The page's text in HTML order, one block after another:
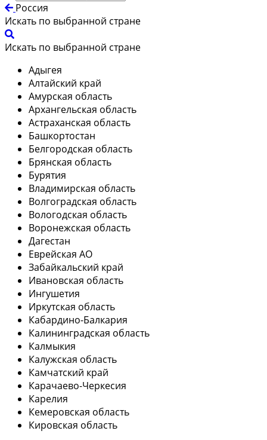
Россия
Искать по выбранной стране
Искать по выбранной стране
Адыгея
Алтайский край
Амурская область
Архангельская область
Астраханская область
Башкортостан
Белгородская область
Брянская область
Бурятия
Владимирская область
Волгоградская область
Вологодская область
Воронежская область
Дагестан
Еврейская АО
Забайкальский край
Ивановская область
Ингушетия
Иркутская область
Кабардино-Балкария
Калининградская область
Калмыкия
Калужская область
Камчатский край
Карачаево-Черкесия
Карелия
Кемеровская область
Кировская область